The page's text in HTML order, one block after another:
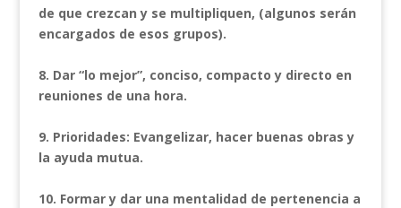
de que crezcan y se multipliquen, (algunos serán
encargados de esos grupos).
8. Dar “lo mejor”, conciso, compacto y directo en
reuniones de una hora.
9. Prioridades: Evangelizar, hacer buenas obras y
la ayuda mutua.
10. Formar y dar una mentalidad de pertenencia a